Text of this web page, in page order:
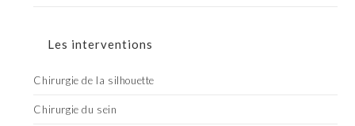
Les interventions
Chirurgie de la silhouette
Chirurgie du sein